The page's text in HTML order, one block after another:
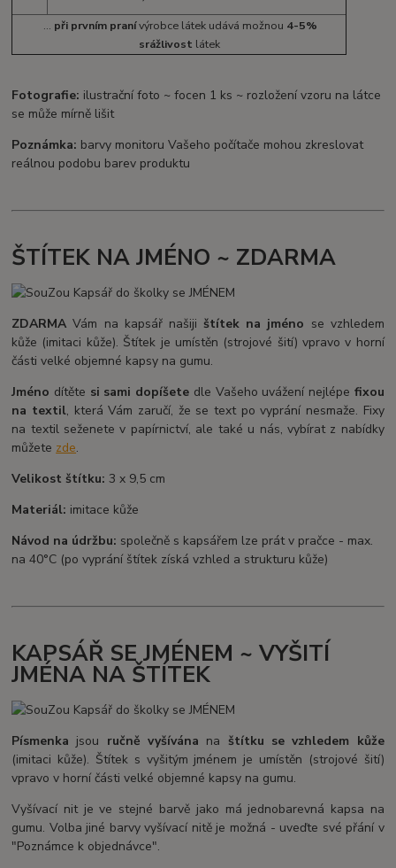
... při prvním pranívýrobce látek udává možnou 4-5%
srážlivost látek
Fotografie: ilustrační foto ~ focen 1 ks ~ rozložení vzoru na látce
se může mírně lišit
Poznámka: barvy monitoru Vašeho počítače mohou zkreslovat
reálnou podobu barev produktu
ŠTÍTEK NA JMÉNO ~ ZDARMA
ZDARMAVám na kapsář našiji štítek na jméno se vzhledem
kůže (imitaci kůže). Štítek je umístěn (strojové šití) vpravo v horní
části velké objemné kapsy na gumu.
Jméno dítěte si sami dopíšete dle Vašeho uvážení nejlépe fixou
na textil, která Vám zaručí, že se text po vyprání nesmaže. Fixy
na textil seženete v papírnictví, ale také u nás, vybírat z nabídky
můžete zde.
Velikost štítku:3 x 9,5 cm
Materiál: imitace kůže
Návod na údržbu: společně s kapsářem lze prát v pračce - max.
na 40°C (po vyprání štítek získá vzhled a strukturu kůže)
KAPSÁŘ SE JMÉNEM ~ VYŠITÍ
JMÉNA NA ŠTÍTEK
Písmenka jsou ručně vyšívána na štítku se vzhledem kůže
(imitaci kůže). Štítek s vyšitým jménem je umístěn (strojové šití)
vpravo v horní části velké objemné kapsy na gumu.
Vyšívací nit je ve stejné barvě jako má jednobarevná kapsa na
gumu. Volba jiné barvy vyšívací nitě je možná - uveďte své přání v
"Poznámce k objednávce".